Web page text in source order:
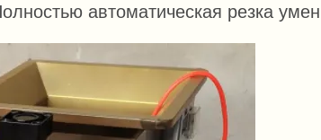
автоматическая резка